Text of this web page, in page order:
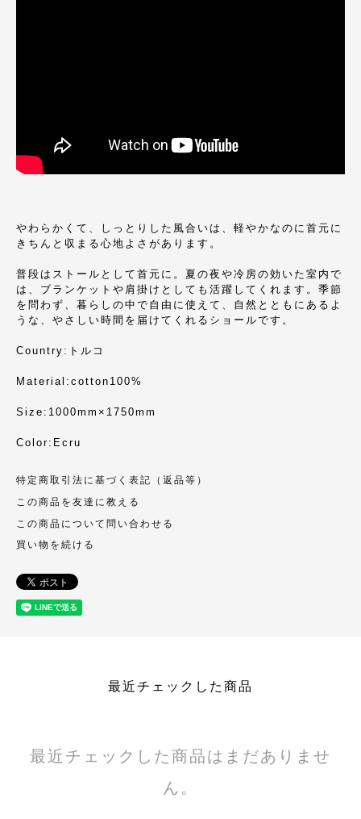
やわらかくて、しっとりした風合いは、軽やかなのに首元に
きちんと収まる心地よさがあります。
普段はストールとして首元に。夏の夜や冷房の効いた室内で
は、ブランケットや肩掛けとしても活躍してくれます。季節
を問わず、暮らしの中で自由に使えて、自然とともにあるよ
うな、やさしい時間を届けてくれるショールです。
Country:トルコ
Material:cotton100%
Size:1000mm×1750mm
Color:Ecru
特定商取引法に基づく表記（返品等）
この商品を友達に教える
この商品について問い合わせる
買い物を続ける
最近チェックした商品
最近チェックした商品はまだありませ
ん。